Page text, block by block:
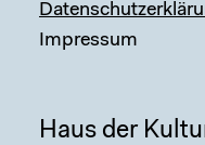
Impressum
Haus der